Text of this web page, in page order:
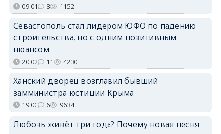
09:01 8 1152
Севастополь стал лидером ЮФО по падению
строительства, но с одним позитивным
нюансом
20:02 11 4230
Ханский дворец возглавил бывший
замминистра юстиции Крыма
19:00 6 9634
Любовь живёт три года? Почему новая песня